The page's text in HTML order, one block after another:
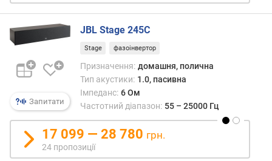
м
і
н
ч
а
т
а
(
Запитати
JBL Stage 245C
Stage фазоінвертор
Призначення: домашня, полична
Тип акустики: 1.0, пасивна
Імпеданс: 6 Ом
Частотний діапазон: 55 – 25000 Гц
17 099 — 28 780 грн.
24 пропозиції